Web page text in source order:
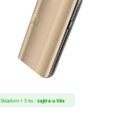
Skladom > 5 ks -zajtra u Vás